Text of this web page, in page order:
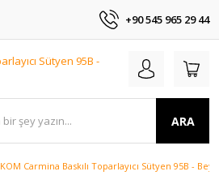
+90 545 965 29 44
ARA
KOM Carmina Baskılı Toparlayıcı Sütyen 95B -